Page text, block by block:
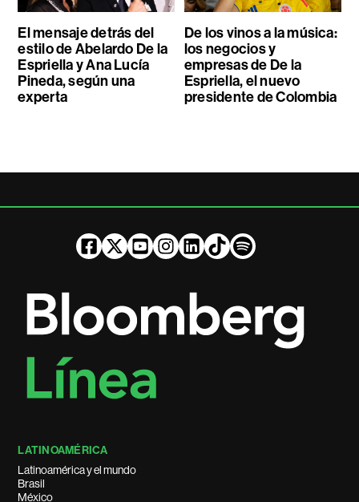
El mensaje detrás del
estilo de Abelardo De la
Espriella y Ana Lucía
Pineda, según una
experta
De los vinos a la música:
los negocios y
empresas de De la
Espriella, el nuevo
presidente de Colombia
LATINOAMÉRICA
Latinoamérica y el mundo
Brasil
México